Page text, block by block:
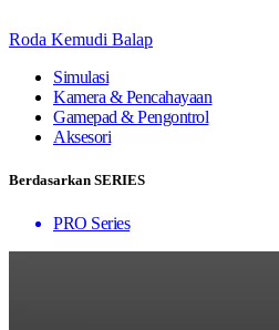
Roda Kemudi Balap
Simulasi
Kamera & Pencahayaan
Gamepad & Pengontrol
Aksesori
Berdasarkan SERIES
PRO Series